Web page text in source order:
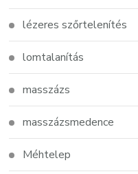
lézeres szőrtelenítés
lomtalanítás
masszázs
masszázsmedence
Méhtelep